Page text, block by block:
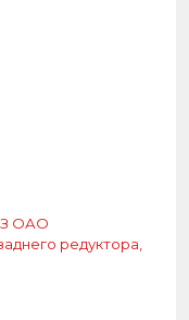
ОАО
редуктора,